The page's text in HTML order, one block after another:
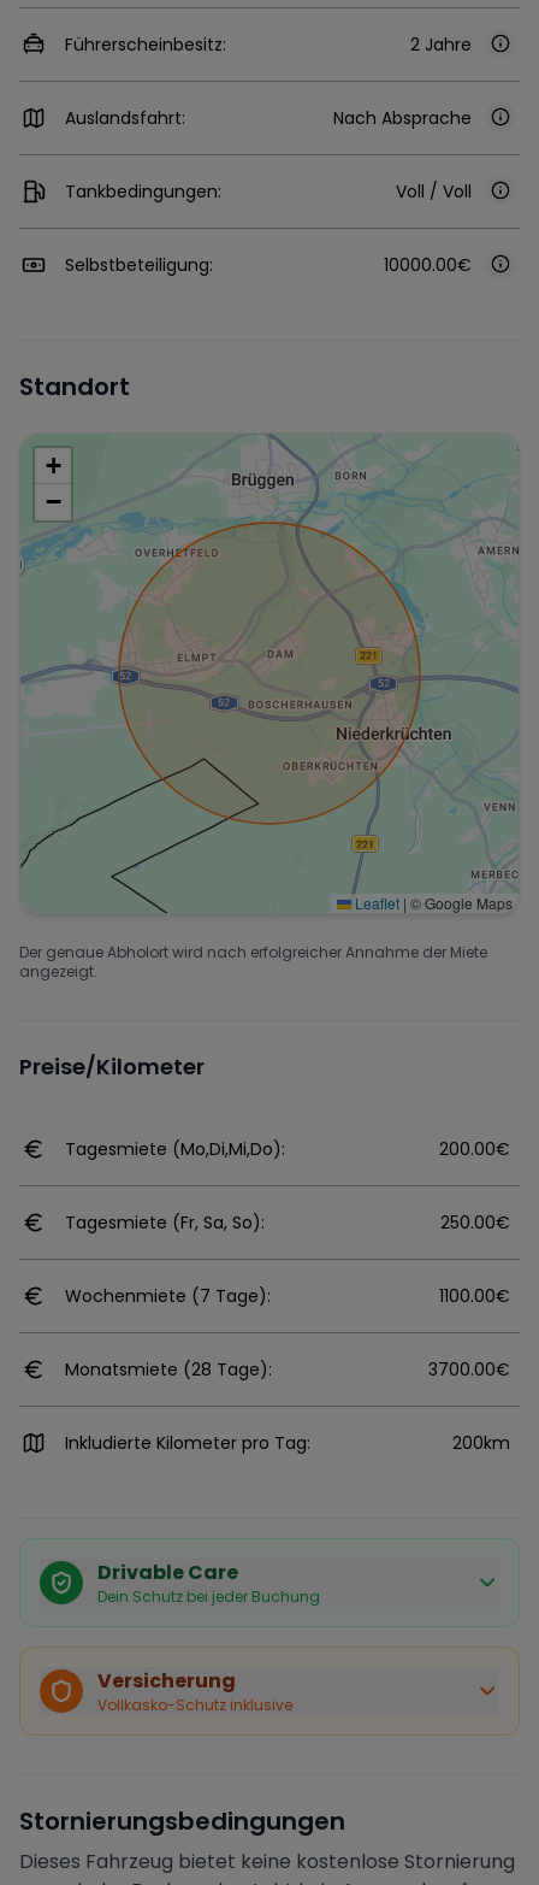
Führerscheinbesitz: 2 Jahre
Auslandsfahrt: Nach Absprache
Tankbedingungen: Voll / Voll
Selbstbeteiligung: 10000.00€
Standort
+
−
Leaflet | © Google Maps
Der genaue Abholort wird nach erfolgreicher Annahme der Miete
angezeigt.
Preise/Kilometer
Tagesmiete (Mo,Di,Mi,Do): 200.00€
Tagesmiete (Fr, Sa, So): 250.00€
Wochenmiete (7 Tage): 1100.00€
Monatsmiete (28 Tage): 3700.00€
Inkludierte Kilometer pro Tag: 200km
Drivable Care
Dein Schutz bei jeder Buchung
Käuferschutz inklusive
Bei Stornierung durch den Vermieter erhältst du eine
vollständige Rückerstattung.
Sofortige Bestätigung
Sichere Zahlung
Deine Zahlung wird verschlüsselt verarbeitet. Deine
Daten sind geschützt.
Versicherung
Vollkasko-Schutz inklusive
Stornierungsbedingungen
Dieses Fahrzeug bietet keine kostenlose Stornierung